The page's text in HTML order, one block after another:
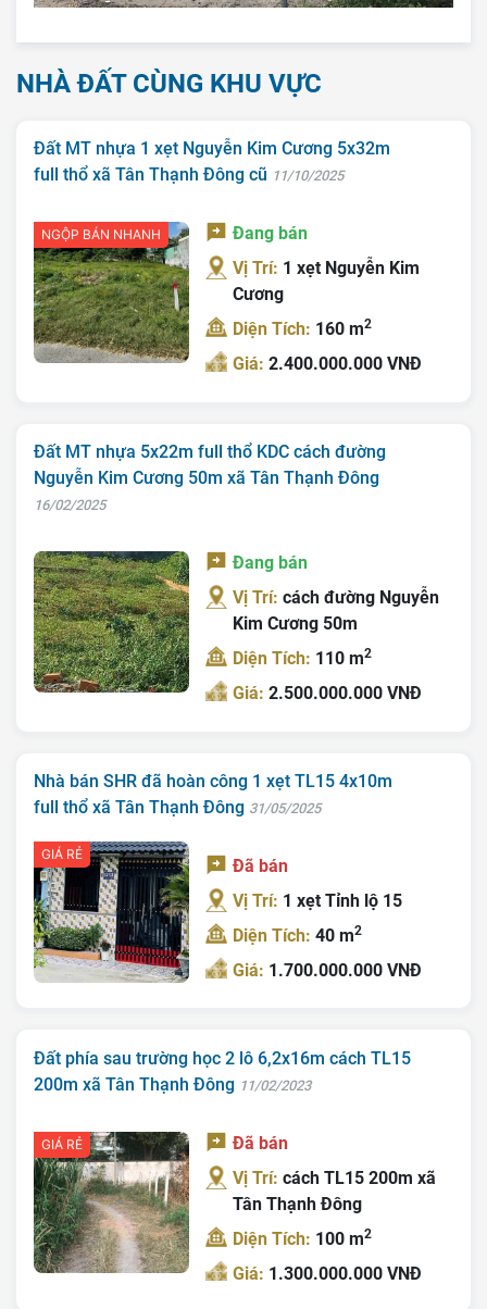
Liên Hệ
NHÀ ĐẤT CÙNG KHU VỰC
Đất MT nhựa 1 xẹt Nguyễn Kim Cương 5x32m
full thổ xã Tân Thạnh Đông cũ 11/10/2025
NGỘP BÁN NHANH
Đang bán
Vị Trí: 1 xẹt Nguyễn Kim
Cương
Diện Tích: 160 m2
Giá:2.400.000.000 VNĐ
Đất MT nhựa 5x22m full thổ KDC cách đường
Nguyễn Kim Cương 50m xã Tân Thạnh Đông
16/02/2025
Đang bán
Vị Trí:cách đường Nguyễn
Kim Cương 50m
Diện Tích: 110 m2
Giá:2.500.000.000 VNĐ
Nhà bán SHR đã hoàn công 1 xẹt TL15 4x10m
full thổ xã Tân Thạnh Đông 31/05/2025
GIÁ RẺ
Đã bán
Vị Trí: 1 xẹt Tỉnh lộ 15
Diện Tích:40 m2
Giá: 1.700.000.000 VNĐ
Đất phía sau trường học 2 lô 6,2x16m cách TL15
200m xã Tân Thạnh Đông 11/02/2023
GIÁ RẺ
Đã bán
Vị Trí:cách TL15 200m xã
Tân Thạnh Đông
Diện Tích: 100 m2
Giá: 1.300.000.000 VNĐ